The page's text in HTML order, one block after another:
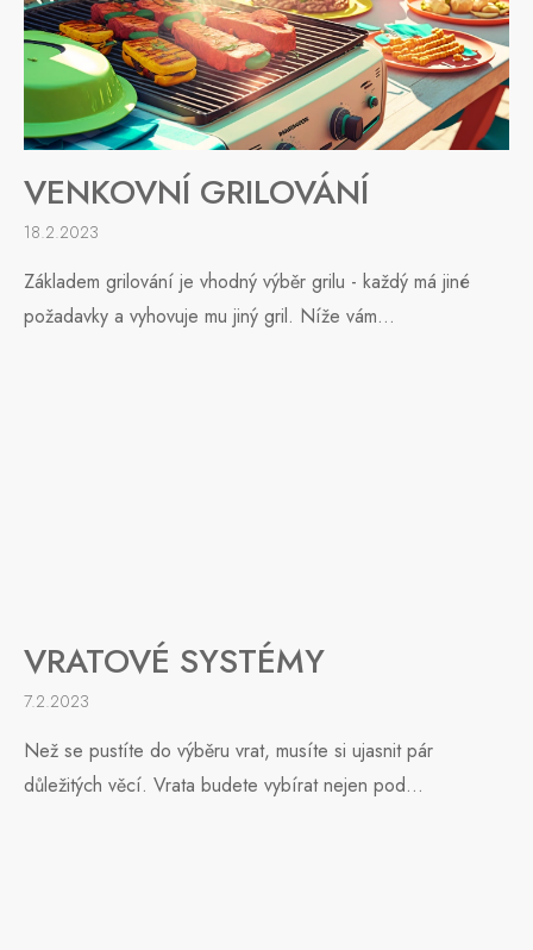
VENKOVNÍ GRILOVÁNÍ
18.2.2023
Základem grilování je vhodný výběr grilu - každý má jiné
požadavky a vyhovuje mu jiný gril. Níže vám...
VRATOVÉ SYSTÉMY
7.2.2023
Než se pustíte do výběru vrat, musíte si ujasnit pár
důležitých věcí. Vrata budete vybírat nejen pod...